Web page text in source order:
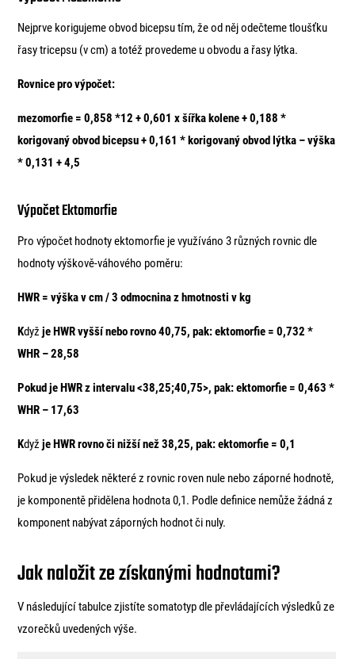
Nejprve korigujeme obvod bicepsu tím, že od něj odečteme tloušťku
řasy tricepsu (v cm) a totéž provedeme u obvodu a řasy lýtka.
Rovnice pro výpočet:
mezomorfie = 0,858 *12 + 0,601 x šířka kolene + 0,188 *
korigovaný obvod bicepsu + 0,161 * korigovaný obvod lýtka – výška
* 0,131 + 4,5
Výpočet Ektomorfie
Pro výpočet hodnoty ektomorfie je využíváno 3 různých rovnic dle
hodnoty výškově-váhového poměru:
HWR = výška v cm / 3 odmocnina z hmotnosti v kg
Když je HWR vyšší nebo rovno 40,75, pak: ektomorfie = 0,732 *
WHR – 28,58
Pokud je HWR z intervalu <38,25;40,75>, pak: ektomorfie = 0,463 *
WHR – 17,63
Když je HWR rovno či nižší než 38,25, pak: ektomorfie = 0,1
Pokud je výsledek některé z rovnic roven nule nebo záporné hodnotě,
je komponentě přidělena hodnota 0,1. Podle definice nemůže žádná z
komponent nabývat záporných hodnot či nuly.
Jak naložit ze získanými hodnotami?
V následující tabulce zjistíte somatotyp dle převládajících výsledků ze
vzorečků uvedených výše.